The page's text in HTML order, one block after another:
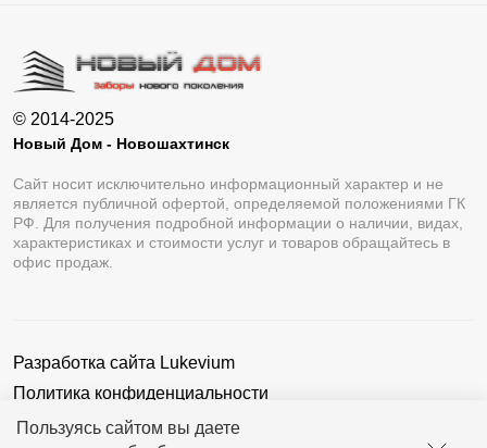
Пользуясь сайтом вы даете
© 2014-2025
Новый Дом - Новошахтинск
Сайт носит исключительно информационный характер и не
является публичной офертой, определяемой положениями ГК
РФ. Для получения подробной информации о наличии, видах,
характеристиках и стоимости услуг и товаров обращайтесь в
офис продаж.
Разработка сайта Lukevium
Политика конфиденциальности
Пользовательское соглашение